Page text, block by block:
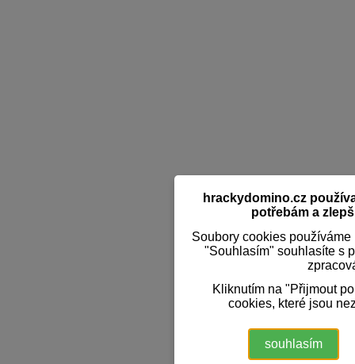
hrackydomino.cz
potřebám a
Soubory cookies
"Souhlasím" souhlasíte s
Kliknutím na "Přijmout
cookies, které jsou
souhlasím